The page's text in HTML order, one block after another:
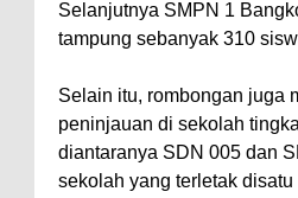
Selanjutnya SMPN 1
tampung sebanyak 310
Selain itu, rombongan juga
peninjauan di sekolah
diantaranya SDN 005 dan
sekolah yang terletak